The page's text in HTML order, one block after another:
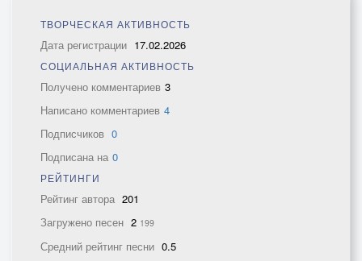
ТВОРЧЕСКАЯ АКТИВНОСТЬ
Дата регистрации 17.02.2026
СОЦИАЛЬНАЯ АКТИВНОСТЬ
Получено комментариев 3
Написано комментариев 4
Подписчиков 0
Подписана на 0
РЕЙТИНГИ
Рейтинг автора 201
Загружено песен 2 199
Средний рейтинг песни 0.5